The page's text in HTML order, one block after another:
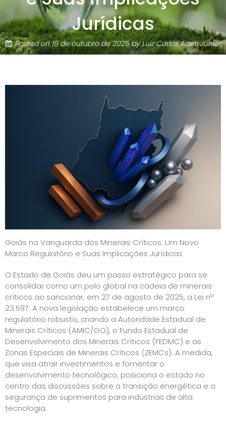
Jurídicas
Posted on18 de outubro de 2025byLuiz Carlos Aceti Júnior
Goiás na Vanguarda dos Minerais Críticos: Um Novo
Marco Regulatório e Suas Implicações Jurídicas
O Estado de Goiás deu um passo estratégico para se
consolidar como um polo global na cadeia de minerais
críticos ao sancionar, em 27 de agosto de 2025, a Lei nº
23.597. A nova legislação estabelece um marco
regulatório robusto, criando a Autoridade Estadual de
Minerais Críticos (AMIC/GO), o Fundo Estadual de
Desenvolvimento dos Minerais Críticos (FEDMC) e as
Zonas Especiais de Minerais Críticos (ZEMCs). A medida,
que visa atrair investimentos e fomentar o
desenvolvimento tecnológico, posiciona o estado no
centro das discussões sobre a transição energética e a
segurança de suprimentos para indústrias de alta
tecnologia.